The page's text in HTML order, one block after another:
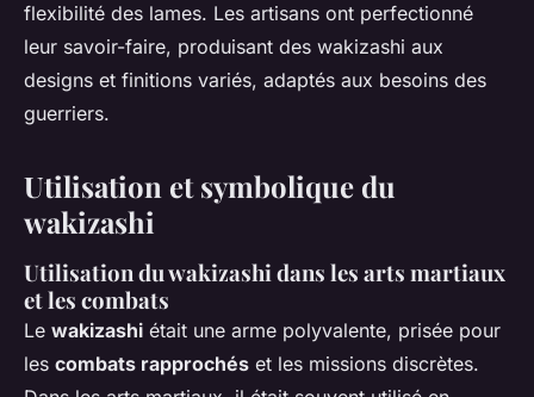
flexibilité des lames. Les artisans ont perfectionné
leur savoir-faire, produisant des wakizashi aux
designs et finitions variés, adaptés aux besoins des
guerriers.
Utilisation et symbolique du
wakizashi
Utilisation du wakizashi dans les arts martiaux
et les combats
Le wakizashi était une arme polyvalente, prisée pour
les combats rapprochés et les missions discrètes.